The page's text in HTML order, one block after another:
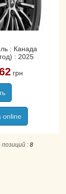
: Канада
: 2025
грн
online
позиций : 8